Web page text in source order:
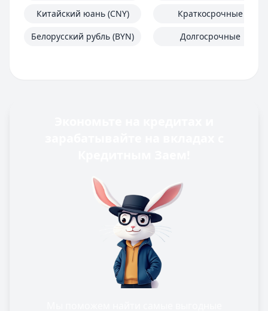
Китайский юань (CNY)
Белорусский рубль (BYN)
Краткосрочные
Долгосрочные